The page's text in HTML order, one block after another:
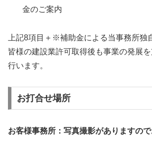
金のご案内
上記8項目＋※補助金による当事務所独
皆様の建設業許可取得後も事業の発展
行います。
お打合せ場所
お客様事務所：写真撮影がありますので